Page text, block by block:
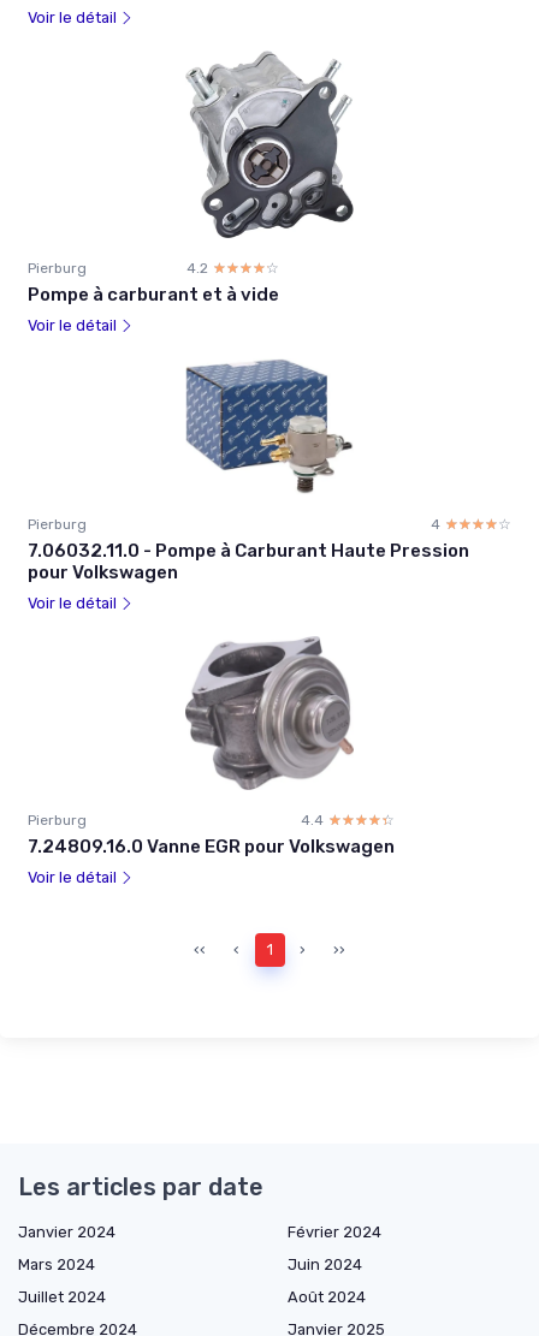
Voir le détail
Pierburg 4.2 ☆☆☆☆☆
★★★★★
Pompe à carburant et à vide
Voir le détail
Pierburg 4 ☆☆☆☆☆
★★★★★
7.06032.11.0 - Pompe à Carburant Haute Pression
pour Volkswagen
Voir le détail
Pierburg 4.4 ☆☆☆☆☆
★★★★★
7.24809.16.0 Vanne EGR pour Volkswagen
Voir le détail
‹‹ ‹ 1 › ››
Les articles par date
Janvier 2024
Février 2024
Mars 2024
Juin 2024
Juillet 2024
Août 2024
Décembre 2024
Janvier 2025